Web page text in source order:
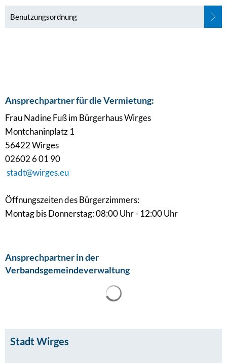
Benutzungsordnung
Ansprechpartner für die Vermietung:
Frau Nadine Fuß im Bürgerhaus Wirges
Montchaninplatz 1
56422 Wirges
02602 6 01 90
stadt@wirges.eu
Öffnungszeiten des Bürgerzimmers:
Montag bis Donnerstag: 08:00 Uhr - 12:00 Uhr
Ansprechpartner in der
Verbandsgemeindeverwaltung
Stadt Wirges